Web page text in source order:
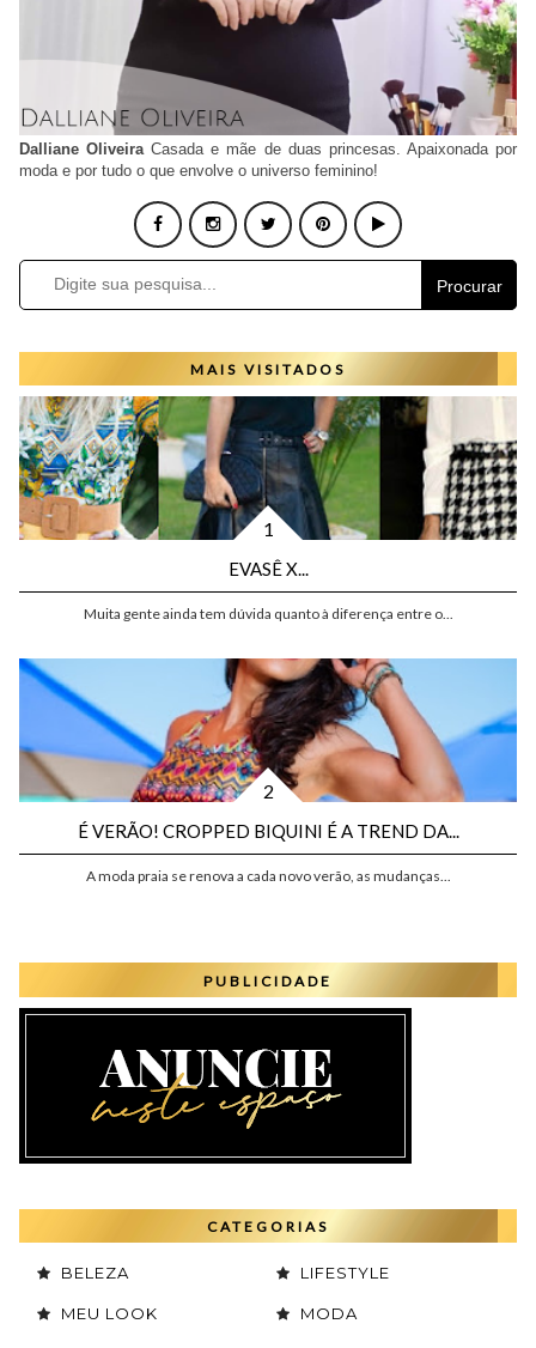
Dalliane OliveiraCasada e mãe de duas princesas. Apaixonada por
moda e por tudo o que envolve o universo feminino!
Procurar
MAIS VISITADOS
EVASÊ X...
Muita gente ainda tem dúvida quanto à diferença entre o...
É VERÃO! CROPPED BIQUINI É A TREND DA...
A moda praia se renova a cada novo verão, as mudanças...
PUBLICIDADE
CATEGORIAS
BELEZA LIFESTYLE
MEU LOOK MODA